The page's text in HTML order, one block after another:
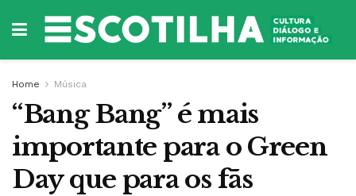
Home Música
“Bang Bang” é mais
importante para o Green
Day que para os fãs